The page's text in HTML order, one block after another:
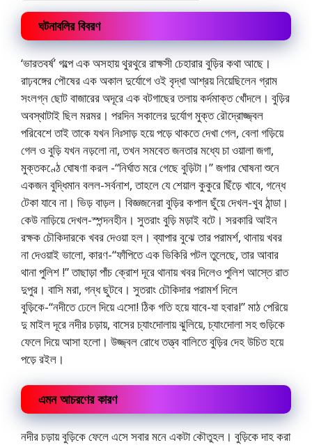
ঘটনাবলির বিবরণ
‘ভারতবর্ষ’ গল্পে এক অসহায় থুরথুরে রাক্ষসী চেহারার বুড়ির কথা আছে।
রাঢ়বঙ্গের পৌষের এক অকাল দুর্যোগে ওই বৃদ্ধা আশ্রয় নিয়েছিলেন গ্রাম
সংলগ্ন ছোট বাজারের অদূরে এক বটগাছের তলায় কর্দমাক্ত খোঁদলে। বুড়ির
অবস্থাটাই ছিল মরমর। পরদিন সকালের দুর্যোগ মুক্ত রৌদ্রোজ্জ্বল
পরিবেশে তাই তাকে যখন নিঃসাড় হয়ে পড়ে থাকতে দেখা গেল, বেলা গড়িয়ে
গেল ও বুড়ি যখন নড়লো না, তখন সমবেত জনতার মধ্যে চা ওয়ালা জগা,
মুক্তকণ্ঠে ঘোষণা করল -“নির্ঘাত মরে গেছে বুড়িটা।” জগার ঘোষনা শুনে
একজন বুদ্ধিমান বলল-সর্বনাশ, তাহলে যে শেয়াল কুকুরে ছিঁড়ে খাবে, গন্ধে
টেকা যাবে না। ভিড় বাড়ল। বিজ্ঞজনেরা বুড়ির কপাল ছুঁয়ে দেখল-খুব ঠান্ডা।
কেউ নাড়িয়ে দেখল-স্পন্দনহীন। সুতরাং বুড়ি মড়াই বটে। সরকারি আইন
রক্ষক চৌকিদারকে খবর দেওয়া হল। ব্যাপার বুঝে তার পরামর্শ, থানায় খবর
না দেওয়াই ভালো, কারণ-“ফাঁপিতে এক ভিকিরি পটল তুলেছে, তার আবার
থানা পুলিশ !” তাছাড়া পাঁচ ক্রোশ দূরে থানায় খবর দিলেও পুলিশ আস্তে রাত
দুপুর। বাসি মরা, গন্ধ ছুটবে। সুতরাং চৌকিদার পরামর্শ দিলে
বুড়িকে-“নদীতে ঢেলে দিয়ে এসো! ঠিক গতি হয়ে যাবে-যা হবার!” মাঠ পেরিয়ে
দু মাইল দূরে নদীর চড়ায়, বাসের চ্যাংদোলায় ঝুলিয়ে, চ্যাংদোলা সহ গুড়িকে
ফেলে দিয়ে আসা হলো। উজ্জ্বল রোধে তত্ত্ব বালিতে বুড়ির দেহ উচিত হয়ে
পড়ে রইল।
এমন আচরণের কারণ
নদীর চড়ায় বুড়িকে ফেলে এসে সবার মনে একটা কৌতুহল। বুড়িকে দাহ করা